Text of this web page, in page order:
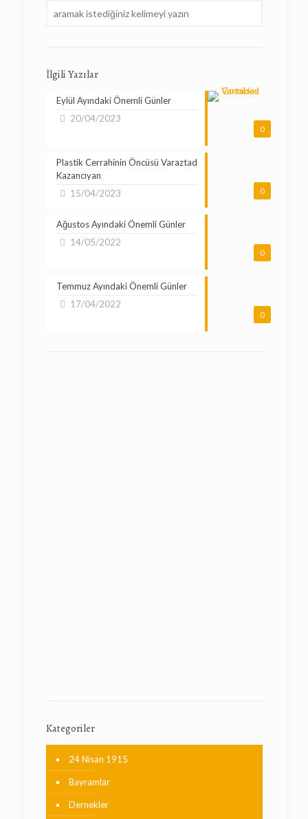
İlgili Yazılar
0
Eylül Ayındaki Önemli Günler
20/04/2023
0
Plastik Cerrahinin Öncüsü Varaztad
Kazancıyan
15/04/2023
0
Ağustos Ayındaki Önemli Günler
14/05/2022
0
Temmuz Ayındaki Önemli Günler
17/04/2022
Kategoriler
24 Nisan 1915
Bayramlar
Dernekler